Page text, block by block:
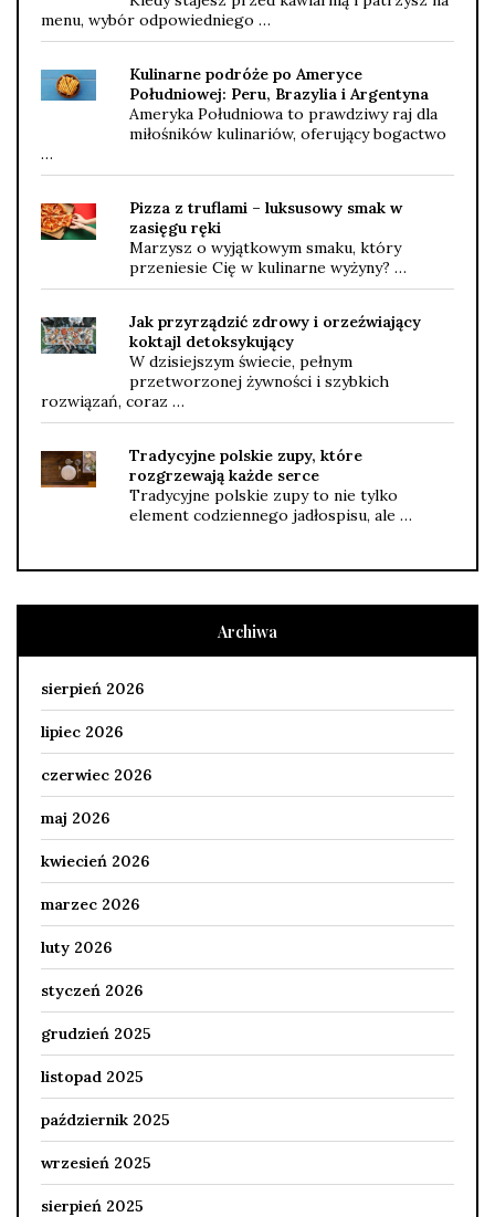
menu, wybór odpowiedniego …
Kulinarne podróże po Ameryce
Południowej: Peru, Brazylia i Argentyna
Ameryka Południowa to prawdziwy raj dla
miłośników kulinariów, oferujący bogactwo
…
Pizza z truflami – luksusowy smak w
zasięgu ręki
Marzysz o wyjątkowym smaku, który
przeniesie Cię w kulinarne wyżyny? …
Jak przyrządzić zdrowy i orzeźwiający
koktajl detoksykujący
W dzisiejszym świecie, pełnym
przetworzonej żywności i szybkich
rozwiązań, coraz …
Tradycyjne polskie zupy, które
rozgrzewają każde serce
Tradycyjne polskie zupy to nie tylko
element codziennego jadłospisu, ale …
Archiwa
sierpień 2026
lipiec 2026
czerwiec 2026
maj 2026
kwiecień 2026
marzec 2026
luty 2026
styczeń 2026
grudzień 2025
listopad 2025
październik 2025
wrzesień 2025
sierpień 2025